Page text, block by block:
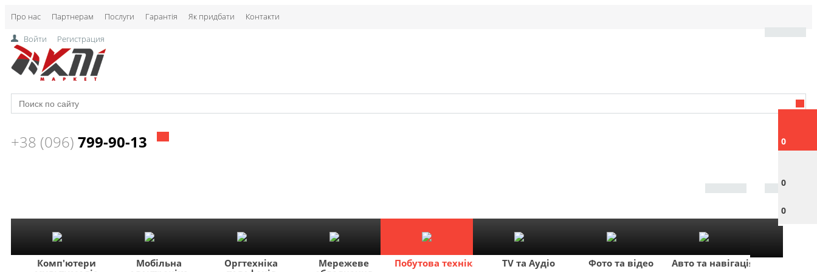
Про нас Партнерам Послуги Гарантія Як придбати Контакти
0
0
0
Войти Регистрация
+38 (096) 799-90-13
Комп'ютери
Мобільна
Оргтехніка
Мережеве
Побутова техніка TV та Аудіо Фото та відео Авто та навігація